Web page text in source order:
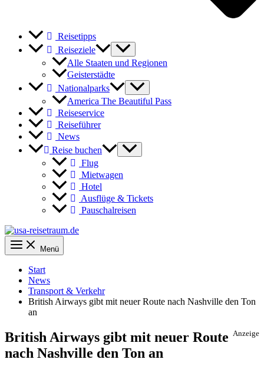
Reisetipps
Reiseziele
Alle Staaten und Regionen
Geisterstädte
Nationalparks
America The Beautiful Pass
Reiseservice
Reiseführer
News
Reise buchen
Flug
Mietwagen
Hotel
Ausflüge & Tickets
Pauschalreisen
Menü
Start
News
Transport & Verkehr
British Airways gibt mit neuer Route nach Nashville den Ton
an
Anzeige
British Airways gibt mit neuer Route
nach Nashville den Ton an